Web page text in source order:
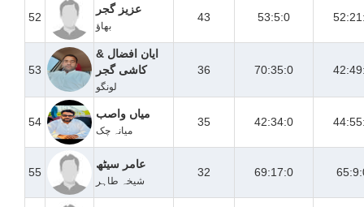
52
عزیز گجر
بھاؤ
43 53:5:0
53
ایان افضال &
کاشی گجر
لونگو
36 70:35:0
54
میاں واصب
میانہ چک
35 42:34:0
55
عامر سیٹھ
شیخہ طاہر
32 69:17:0